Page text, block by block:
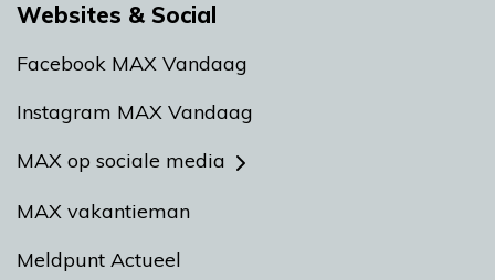
Websites & Social
Facebook MAX Vandaag
Instagram MAX Vandaag
MAX op sociale media
MAX vakantieman
Meldpunt Actueel